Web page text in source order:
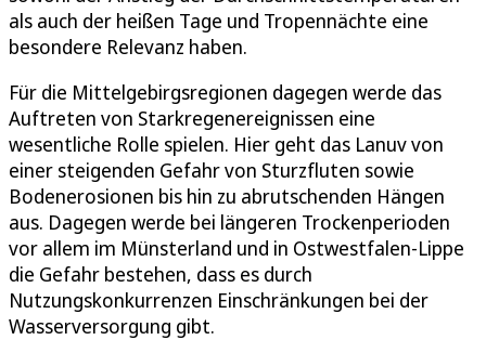
als auch der heißen Tage und Tropennächte eine
besondere Relevanz haben.
Für die Mittelgebirgsregionen dagegen werde das
Auftreten von Starkregenereignissen eine
wesentliche Rolle spielen. Hier geht das Lanuv von
einer steigenden Gefahr von Sturzfluten sowie
Bodenerosionen bis hin zu abrutschenden Hängen
aus. Dagegen werde bei längeren Trockenperioden
vor allem im Münsterland und in Ostwestfalen-Lippe
die Gefahr bestehen, dass es durch
Nutzungskonkurrenzen Einschränkungen bei der
Wasserversorgung gibt.